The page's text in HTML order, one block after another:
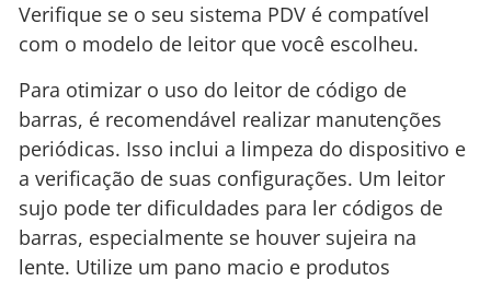
Verifique se o seu sistema PDV é compatível
com o modelo de leitor que você escolheu.
Para otimizar o uso do leitor de código de
barras, é recomendável realizar manutenções
periódicas. Isso inclui a limpeza do dispositivo e
a verificação de suas configurações. Um leitor
sujo pode ter dificuldades para ler códigos de
barras, especialmente se houver sujeira na
lente. Utilize um pano macio e produtos